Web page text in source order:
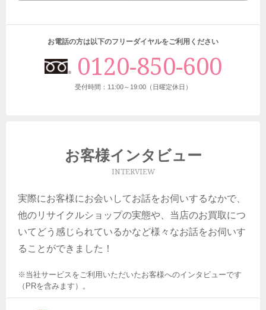
お電話の方は以下のフリーダイヤルをご利用ください
0120-850-600
受付時間：11:00～19:00（日曜定休日）
お客様インタビュー
INTERVIEW
実際にお客様にお会いしてお話をお伺いするなかで、
他のリサイクルショップの実態や、当店のお買取につ
いてどう感じられているかなど様々なお話をお伺いす
ることができました！
※当社サービスをご利用いただいたお客様へのインタビューです
（PRを含みます）。